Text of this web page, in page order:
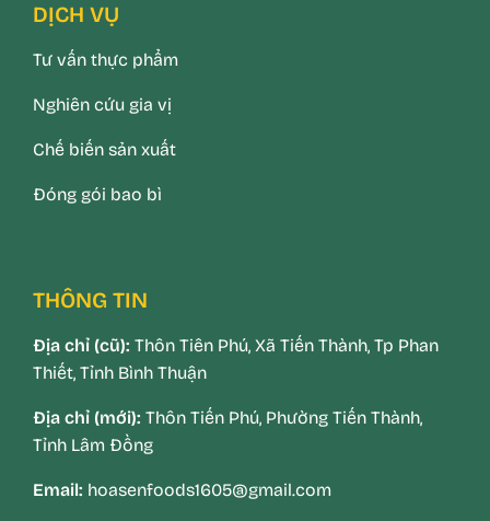
DỊCH VỤ
Tư vấn thực phẩm
Nghiên cứu gia vị
Chế biến sản xuất
Đóng gói bao bì
THÔNG TIN
Địa chỉ (cũ): Thôn Tiên Phú, Xã Tiến Thành, Tp Phan
Thiết, Tỉnh Bình Thuận
Địa chỉ (mới): Thôn Tiến Phú, Phường Tiến Thành,
Tỉnh Lâm Đồng
Email: hoasenfoods1605@gmail.com